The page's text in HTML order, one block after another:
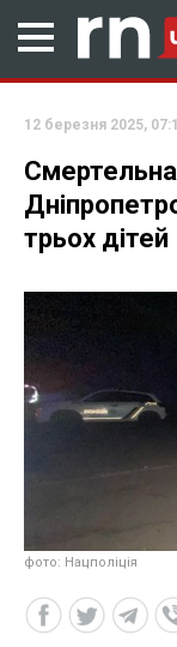
12 березня 2025,
трьох дітей
фото: Нацполіція